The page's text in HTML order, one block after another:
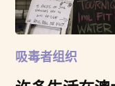
吸毒者组织